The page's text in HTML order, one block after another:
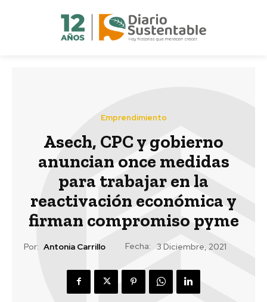
Emprendimiento
Asech, CPC y gobierno
anuncian once medidas
para trabajar en la
reactivación económica y
firman compromiso pyme
Por: Antonia Carrillo Fecha: 3 Diciembre, 2021